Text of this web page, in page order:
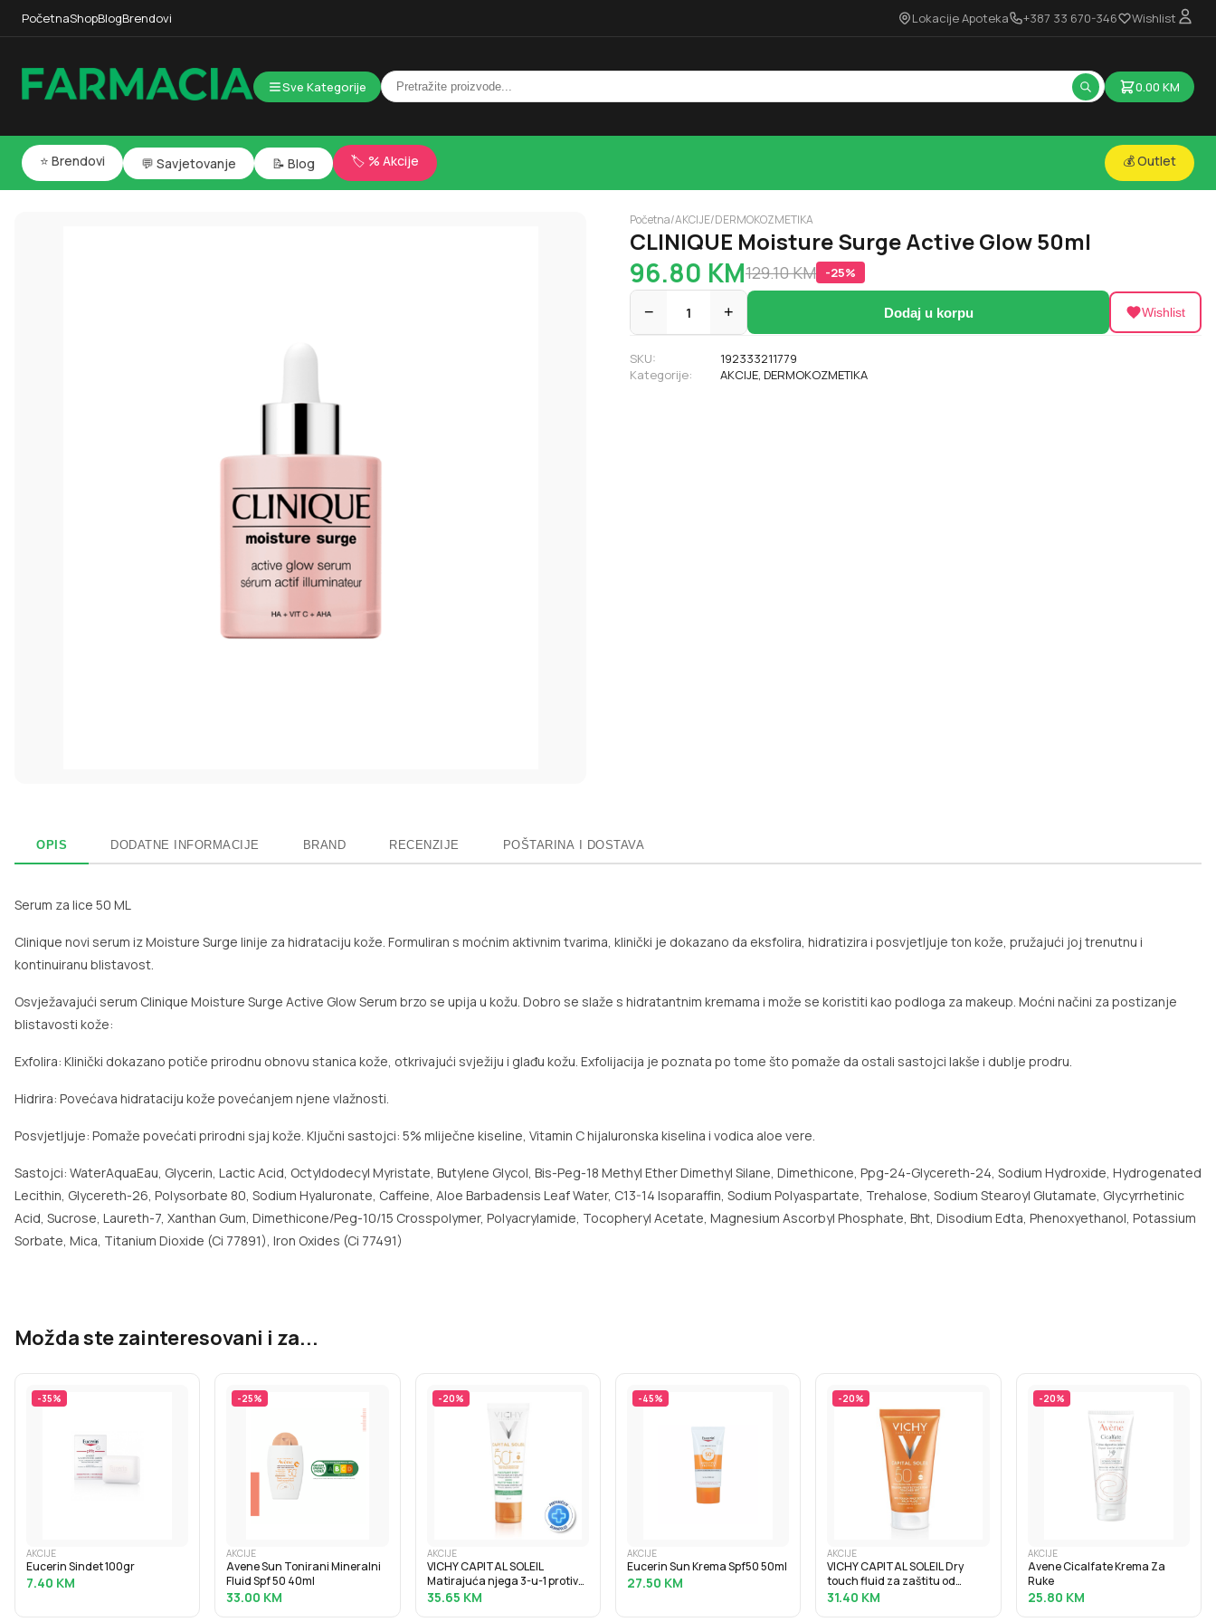
PočetnaShopBlogBrendovi Lokacije Apoteka +387 33 670-346 Wishlist
Sve Kategorije 0.00 KM
⭐ Brendovi 💬 Savjetovanje 📝 Blog 🏷️ % Akcije 💰 Outlet
Početna/AKCIJE/DERMOKOZMETIKA
CLINIQUE Moisture Surge Active Glow 50ml
96.80 KM129.10KM -25%
− 1 + Dodaj u korpu Wishlist
SKU:
192333211779
Kategorije:
AKCIJE, DERMOKOZMETIKA
OPIS DODATNE INFORMACIJE BRAND RECENZIJE POŠTARINA I DOSTAVA
Serum za lice 50 ML
Clinique novi serum iz Moisture Surge linije za hidrataciju kože. Formuliran s moćnim aktivnim tvarima, klinički je dokazano da eksfolira, hidratizira i posvjetljuje ton kože, pružajući joj trenutnu i
kontinuiranu blistavost.
Osvježavajući serum Clinique Moisture Surge Active Glow Serum brzo se upija u kožu. Dobro se slaže s hidratantnim kremama i može se koristiti kao podloga za makeup. Moćni načini za postizanje
blistavosti kože:
Exfolira: Klinički dokazano potiče prirodnu obnovu stanica kože, otkrivajući svježiju i glađu kožu. Exfolijacija je poznata po tome što pomaže da ostali sastojci lakše i dublje prodru.
Hidrira: Povećava hidrataciju kože povećanjem njene vlažnosti.
Posvjetljuje: Pomaže povećati prirodni sjaj kože. Ključni sastojci: 5% mliječne kiseline, Vitamin C hijaluronska kiselina i vodica aloe vere.
Sastojci: WaterAquaEau, Glycerin, Lactic Acid, Octyldodecyl Myristate, Butylene Glycol, Bis-Peg-18 Methyl Ether Dimethyl Silane, Dimethicone, Ppg-24-Glycereth-24, Sodium Hydroxide, Hydrogenated
Lecithin, Glycereth-26, Polysorbate 80, Sodium Hyaluronate, Caffeine, Aloe Barbadensis Leaf Water, C13-14 Isoparaffin, Sodium Polyaspartate, Trehalose, Sodium Stearoyl Glutamate, Glycyrrhetinic
Acid, Sucrose, Laureth-7, Xanthan Gum, Dimethicone/Peg-10/15 Crosspolymer, Polyacrylamide, Tocopheryl Acetate, Magnesium Ascorbyl Phosphate, Bht, Disodium Edta, Phenoxyethanol, Potassium
Sorbate, Mica, Titanium Dioxide (Ci 77891), Iron Oxides (Ci 77491)
Možda ste zainteresovani i za...
-35%
AKCIJE
Eucerin Sindet 100gr
7.40 KM
-25%
AKCIJE
Avene Sun Tonirani Mineralni
Fluid Spf 50 40ml
33.00 KM
-20%
AKCIJE
VICHY CAPITAL SOLEIL
Matirajuća njega 3-u-1 protiv
masnog sjaja SPF50+, 50 ml
35.65 KM
-45%
AKCIJE
Eucerin Sun Krema Spf50 50ml
27.50 KM
-20%
AKCIJE
VICHY CAPITAL SOLEIL Dry
touch fluid za zaštitu od
sunca protiv masnoga sjaja
31.40 KM
-20%
AKCIJE
Avene Cicalfate Krema Za
Ruke
25.80 KM